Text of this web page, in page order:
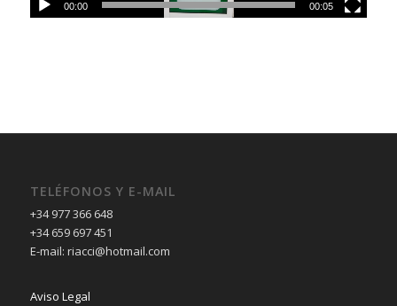
00:00 00:05
TELÉFONOS Y E-MAIL
+34 977 366 648
+34 659 697 451
E-mail: riacci@hotmail.com
Aviso Legal